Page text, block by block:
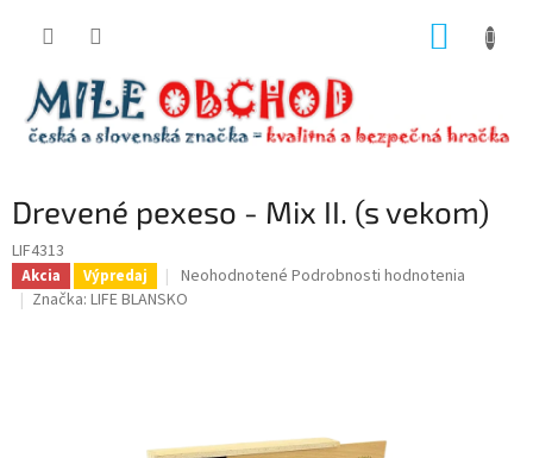
Drevené pexeso - Mix II. (s vekom)
LIF4313
Akcia Výpredaj
Priemerné
hodnotenie
Neohodnotené Podrobnosti hodnotenia
Značka: LIFE BLANSKO